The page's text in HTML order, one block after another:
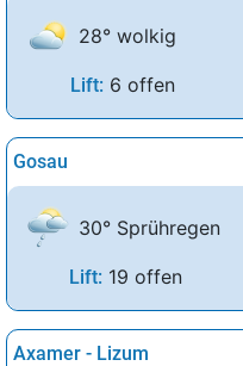
28° wolkig
Lift: 6 offen
Gosau
30° Sprühregen
Lift: 19 offen
Axamer - Lizum